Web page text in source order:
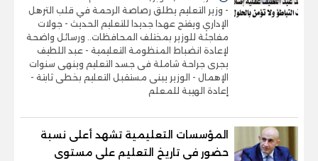
- وزير التعليم يطلق رصاصة الرحمة في قلب الترهل
الإداري ويفتح عهدا جديدا للتعليم الحديث - جولات
مفاجئة للوزير بمختلف المحافظات.. ورسائل واضحة
لإعادة انضباط المنظومة التعليمية - عبد اللطيف
يجرى جراحة شاملة فى جسد التعليم وينهى سنوات
الإهمال - الوزير يبنى مستقبل التعليم بخطى ثابتة -
إعادة الهيبة للمعلم
المؤسسات التعليمية تشهد أعلى نسبة
حضور فى تاريخ التعليم على مستوى